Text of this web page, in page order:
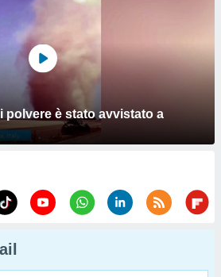
polvere è stato avvistato a